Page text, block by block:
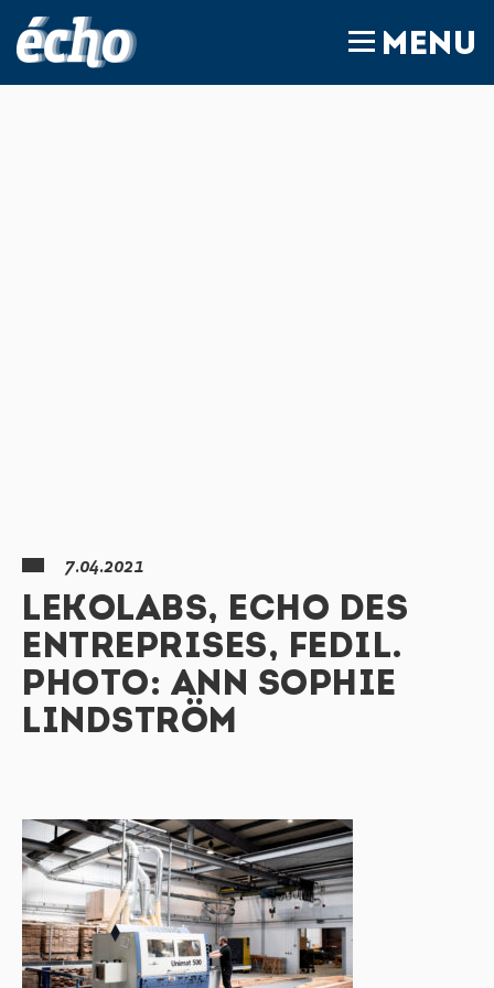
MENU
7.04.2021
LEKOLABS, ECHO DES
ENTREPRISES, FEDIL.
PHOTO: ANN SOPHIE
LINDSTRÖM